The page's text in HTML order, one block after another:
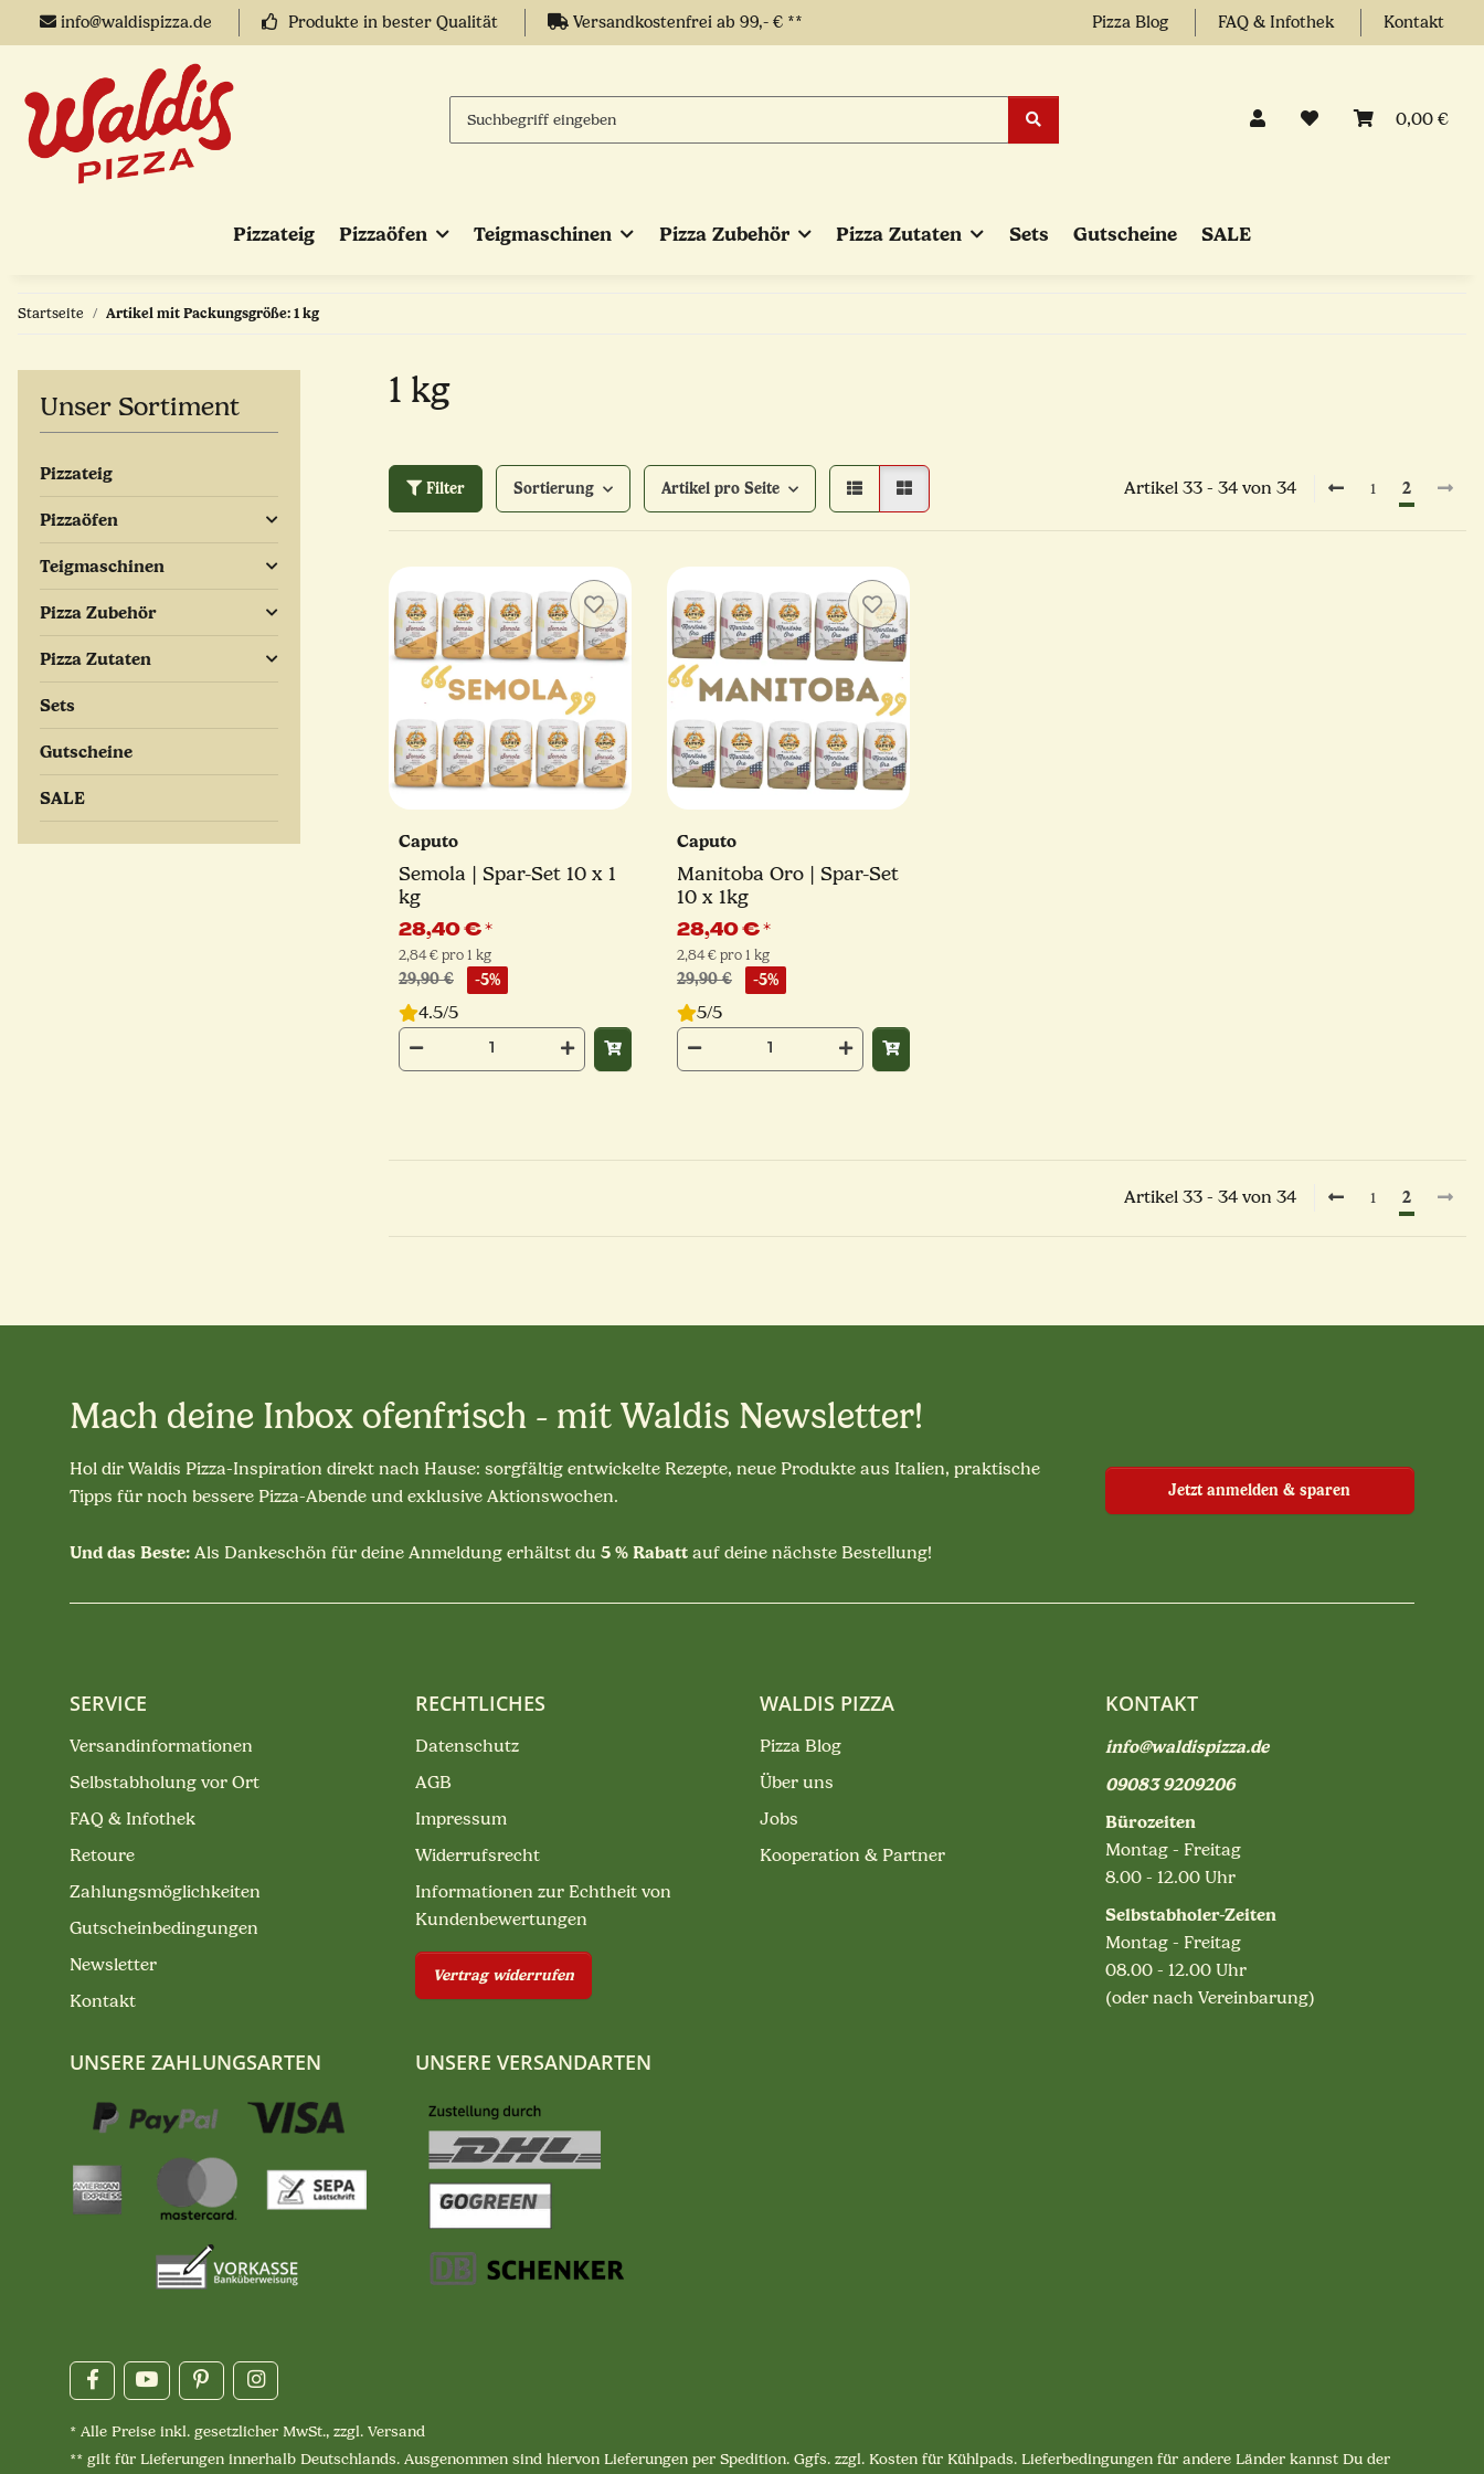
info@waldispizza.de Produkte in bester Qualität Versandkostenfrei ab 99,- € ** Pizza Blog FAQ & Infothek Kontakt
0,00 €
Pizzateig Pizzaöfen Teigmaschinen Pizza Zubehör Pizza Zutaten Sets Gutscheine SALE
Startseite Artikel mit Packungsgröße: 1 kg
1 kg
Filter Sortierung Artikel pro Seite Artikel 33 - 34 von 34 1 2
Caputo
Semola | Spar-Set 10 x 1
kg
28,40 €*
2,84 € pro 1 kg
29,90 € -5%
4.5/5
Caputo
Manitoba Oro | Spar-Set
10 x 1kg
28,40 €*
2,84 € pro 1 kg
29,90 € -5%
5/5
Artikel 33 - 34 von 34 1 2
Unser Sortiment
Pizzateig
Pizzaöfen
Teigmaschinen
Pizza Zubehör
Pizza Zutaten
Sets
Gutscheine
SALE
Mach deine Inbox ofenfrisch - mit Waldis Newsletter!
Hol dir Waldis Pizza-Inspiration direkt nach Hause: sorgfältig entwickelte Rezepte, neue Produkte aus Italien, praktische
Tipps für noch bessere Pizza-Abende und exklusive Aktionswochen.
Und das Beste: Als Dankeschön für deine Anmeldung erhältst du 5 % Rabatt auf deine nächste Bestellung!
Jetzt anmelden & sparen
SERVICE
Versandinformationen
Selbstabholung vor Ort
FAQ & Infothek
Retoure
Zahlungsmöglichkeiten
Gutscheinbedingungen
Newsletter
Kontakt
RECHTLICHES
Datenschutz
AGB
Impressum
Widerrufsrecht
Informationen zur Echtheit von
Kundenbewertungen
Vertrag widerrufen
WALDIS PIZZA
Pizza Blog
Über uns
Jobs
Kooperation & Partner
KONTAKT
info@waldispizza.de
09083 9209206
Bürozeiten
Montag - Freitag
8.00 - 12.00 Uhr
Selbstabholer-Zeiten
Montag - Freitag
08.00 - 12.00 Uhr
(oder nach Vereinbarung)
UNSERE ZAHLUNGSARTEN UNSERE VERSANDARTEN
* Alle Preise inkl. gesetzlicher MwSt., zzgl. Versand
** gilt für Lieferungen innerhalb Deutschlands. Ausgenommen sind hiervon Lieferungen per Spedition. Ggfs. zzgl. Kosten für Kühlpads. Lieferbedingungen für andere Länder kannst Du der